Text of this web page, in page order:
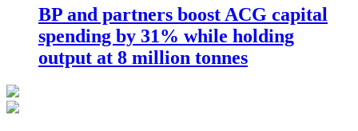
BP and partners boost ACG capital
spending by 31% while holding
output at 8 million tonnes